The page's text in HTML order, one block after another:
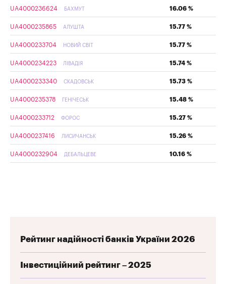
UA4000236624 БАХМУТ 16.06 %
UA4000235865 АЛУШТА 15.77 %
UA4000233704 НОВИЙ СВІТ 15.77 %
UA4000234223 ЛІВАДІЯ 15.74 %
UA4000233340 СКАДОВСЬК 15.73 %
UA4000235378 ГЕНІЧЕСЬК 15.48 %
UA4000233712 ФОРОС 15.27 %
UA4000237416 ЛИСИЧАНСЬК 15.26 %
UA4000232904 ДЕБАЛЬЦЕВЕ 10.16 %
Рейтинг надійності банків України 2026
Інвестиційний рейтинг – 2025